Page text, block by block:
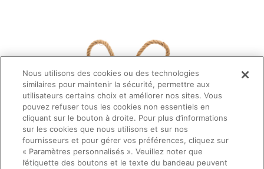
Nous utilisons des cookies ou des technologies
similaires pour maintenir la sécurité, permettre aux
utilisateurs certains choix et améliorer nos sites. Vous
pouvez refuser tous les cookies non essentiels en
cliquant sur le bouton à droite. Pour plus d’informations
sur les cookies que nous utilisons et sur nos
fournisseurs et pour gérer vos préférences, cliquez sur
« Paramètres personnalisés ». Veuillez noter que
l’étiquette des boutons et le texte du bandeau peuvent